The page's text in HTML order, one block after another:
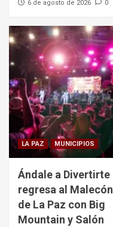
6 de agosto de 2026 0
LA PAZ MUNICIPIOS
Ándale a Divertirte
regresa al Malecón
de La Paz con Big
Mountain y Salón